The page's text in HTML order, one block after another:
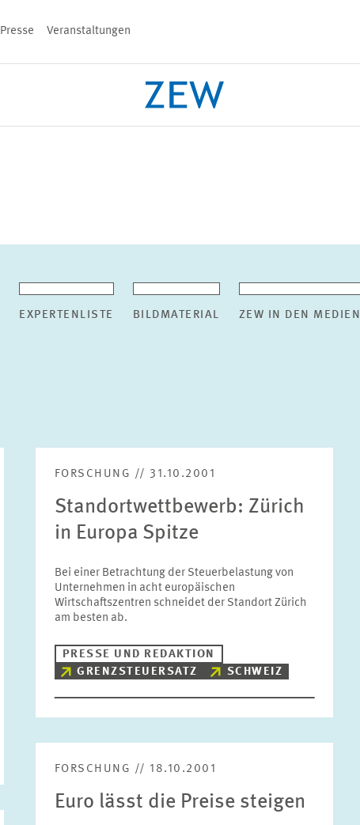
Presse Veranstaltungen
EXPERTENLISTE BILDMATERIAL ZEW IN DEN MEDIEN
FORSCHUNG // 31.10.2001
Standortwettbewerb: Zürich
in Europa Spitze
Bei einer Betrachtung der Steuerbelastung von
Unternehmen in acht europäischen
Wirtschaftszentren schneidet der Standort Zürich
am besten ab.
PRESSE UND REDAKTION
GRENZSTEUERSATZ
SCHWEIZ
FORSCHUNG // 18.10.2001
Euro lässt die Preise steigen